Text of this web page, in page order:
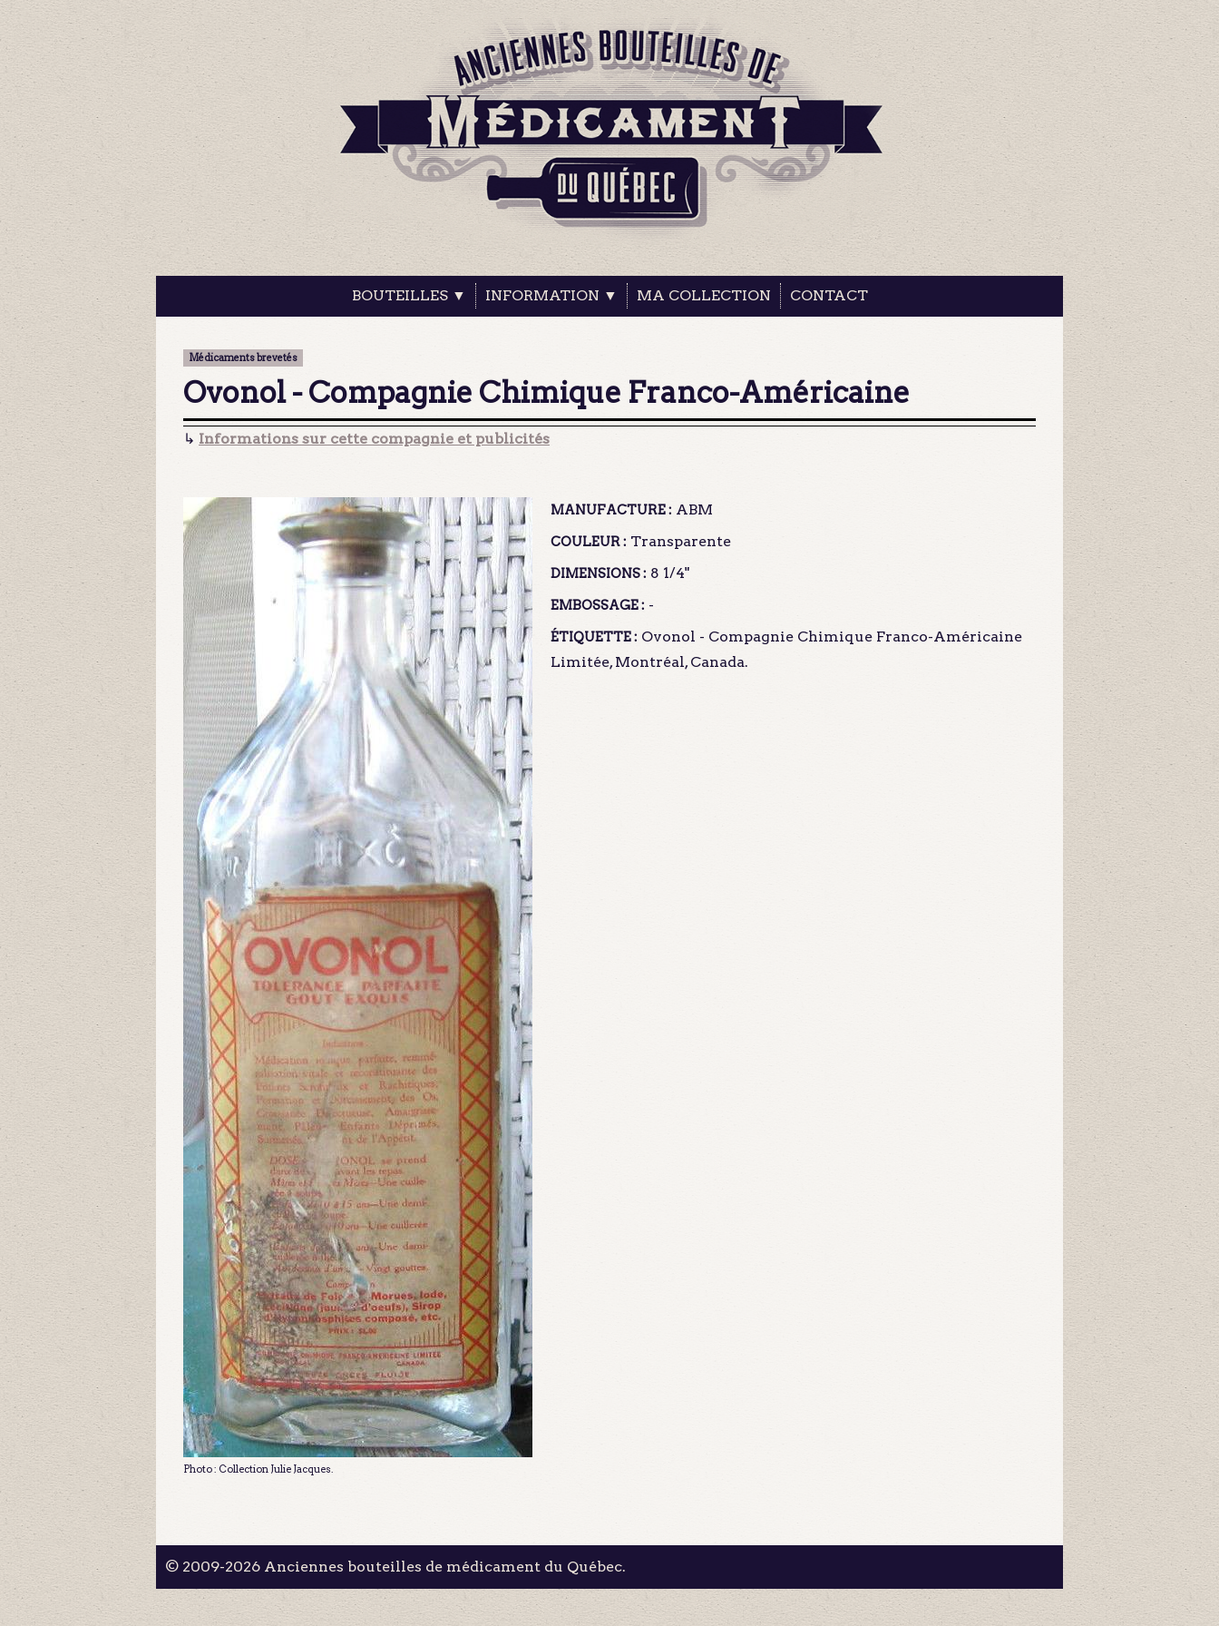
BOUTEILLES ▼ INFORMATION ▼ MA COLLECTION CONTACT
Médicaments brevetés
Ovonol - Compagnie Chimique Franco-Américaine
↳ Informations sur cette compagnie et publicités
Photo : Collection Julie Jacques.
MANUFACTURE : ABM
COULEUR : Transparente
DIMENSIONS : 8 1/4"
EMBOSSAGE : -
ÉTIQUETTE : Ovonol - Compagnie Chimique Franco-Américaine
Limitée, Montréal, Canada.
© 2009-2026 Anciennes bouteilles de médicament du Québec.